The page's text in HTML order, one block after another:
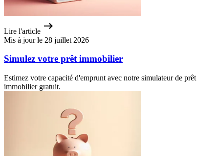
Lire l'article
Mis à jour le 28 juillet 2026
Simulez votre prêt immobilier
Estimez votre capacité d'emprunt avec notre simulateur de prêt
immobilier gratuit.